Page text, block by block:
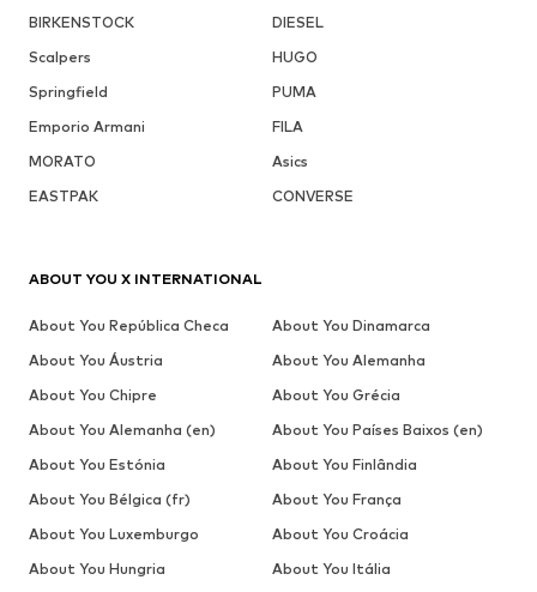
BIRKENSTOCK
DIESEL
Scalpers
HUGO
Springfield
PUMA
Emporio Armani
FILA
MORATO
Asics
EASTPAK
CONVERSE
ABOUT YOU X INTERNATIONAL
About You República Checa
About You Dinamarca
About You Áustria
About You Alemanha
About You Chipre
About You Grécia
About You Alemanha (en)
About You Países Baixos (en)
About You Estónia
About You Finlândia
About You Bélgica (fr)
About You França
About You Luxemburgo
About You Croácia
About You Hungria
About You Itália